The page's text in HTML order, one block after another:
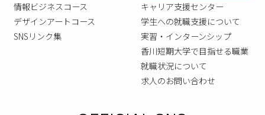
情報ビジネスコース
デザインアートコース
SNSリンク集
キャリア支援センター
学生への就職支援について
実習・インターンシップ
香川短期大学で目指せる職業
就職状況について
求人のお問い合わせ